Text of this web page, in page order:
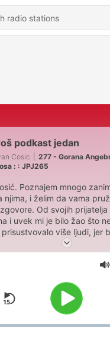
podkast jedan
Cosic
277 - Gorana
: : JPJ265
Poznajem mnogo
njima, i želim da vama
sam mnogo naučio
i uvek mi je bilo žao što
više ljudi, jer
ispravim ovim podkastom. Već
dizajnom, marketingom i
godine organizovao
ispriča preko 60 uspešnih